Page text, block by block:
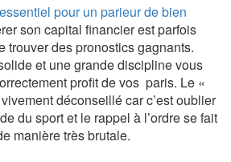
pour un parieur de bien
son capital financier est parfois
trouver des pronostics gagnants.
et une grande discipline vous
profit de vos paris. Le «
déconseillé car c’est oublier
du sport et le rappel à l’ordre se fait
manière très brutale.